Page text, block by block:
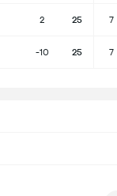
2 25 7
-10 25 7